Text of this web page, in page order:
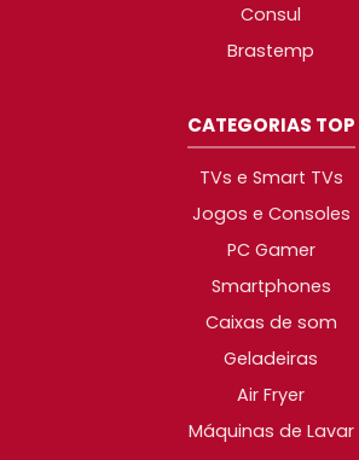
Consul
Brastemp
CATEGORIAS TOP
TVs e Smart TVs
Jogos e Consoles
PC Gamer
Smartphones
Caixas de som
Geladeiras
Air Fryer
Máquinas de Lavar